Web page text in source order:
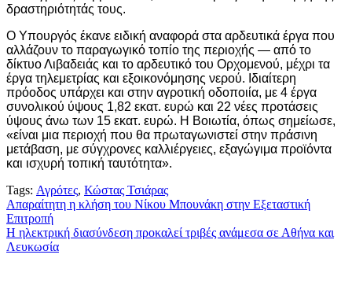
δραστηριότητάς τους.
Ο Υπουργός έκανε ειδική αναφορά στα αρδευτικά έργα που
αλλάζουν το παραγωγικό τοπίο της περιοχής — από το
δίκτυο Λιβαδειάς και το αρδευτικό του Ορχομενού, μέχρι τα
έργα τηλεμετρίας και εξοικονόμησης νερού. Ιδιαίτερη
πρόοδος υπάρχει και στην αγροτική οδοποιία, με 4 έργα
συνολικού ύψους 1,82 εκατ. ευρώ και 22 νέες προτάσεις
ύψους άνω των 15 εκατ. ευρώ. Η Βοιωτία, όπως σημείωσε,
«είναι μια περιοχή που θα πρωταγωνιστεί στην πράσινη
μετάβαση, με σύγχρονες καλλιέργειες, εξαγώγιμα προϊόντα
και ισχυρή τοπική ταυτότητα».
Tags: Αγρότες, Κώστας Τσιάρας
Πλοήγηση
άρθρων
Απαραίτητη η κλήση του Νίκου Μπουνάκη στην Εξεταστική
Επιτροπή
Η ηλεκτρική διασύνδεση προκαλεί τριβές ανάμεσα σε Αθήνα και
Λευκωσία